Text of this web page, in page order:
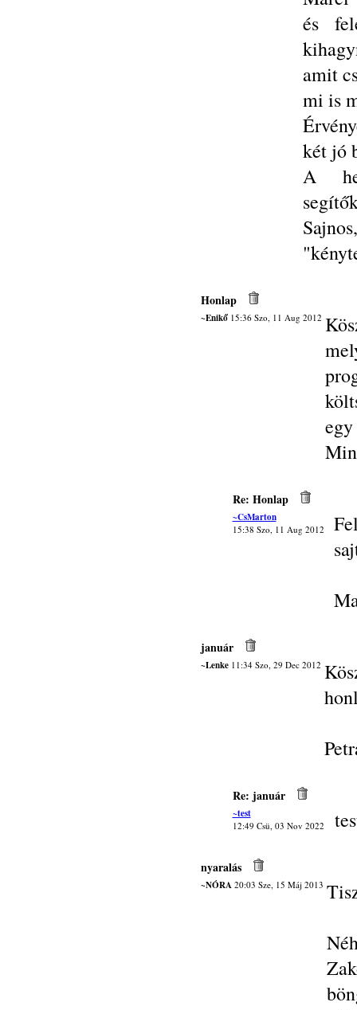
és
amit
mi is
két jó
A
Honlap
~Enikő15:36 Szo, 11 Aug 2012
Re: Honlap
~CsMarton
15:38 Szo, 11 Aug 2012
január
~Lenke11:34 Szo, 29 Dec 2012
Re: január
~test
12:49 Csü, 03 Nov 2022
nyaralás
~NÓRA20:03 Sze, 15 Máj 2013